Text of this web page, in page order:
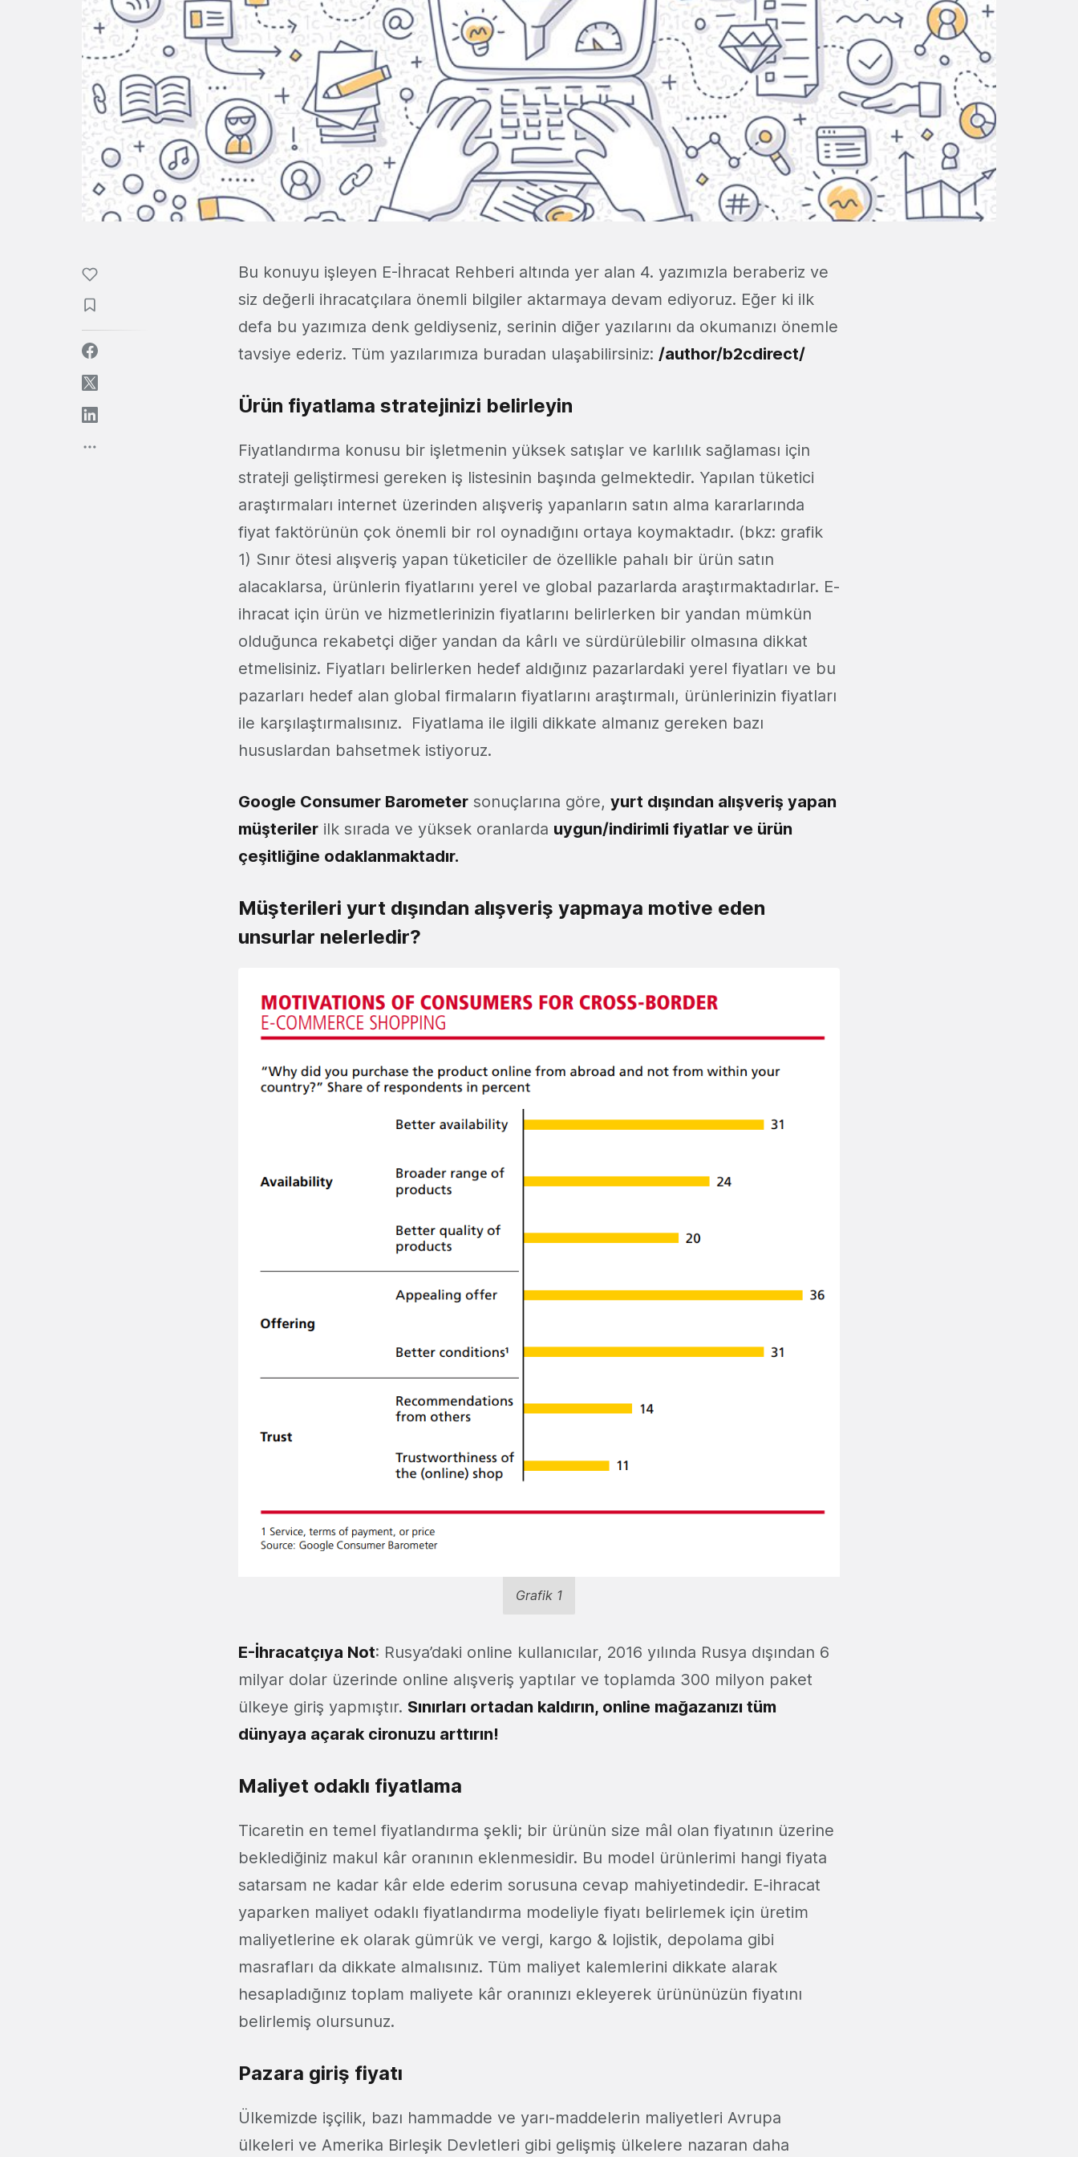
Bu konuyu işleyen E-İhracat Rehberi altında yer alan 4. yazımızla beraberiz ve
siz değerli ihracatçılara önemli bilgiler aktarmaya devam ediyoruz. Eğer ki ilk
defa bu yazımıza denk geldiyseniz, serinin diğer yazılarını da okumanızı önemle
tavsiye ederiz. Tüm yazılarımıza buradan ulaşabilirsiniz: /author/b2cdirect/
Ürün fiyatlama stratejinizi belirleyin
Fiyatlandırma konusu bir işletmenin yüksek satışlar ve karlılık sağlaması için
strateji geliştirmesi gereken iş listesinin başında gelmektedir. Yapılan tüketici
araştırmaları internet üzerinden alışveriş yapanların satın alma kararlarında
fiyat faktörünün çok önemli bir rol oynadığını ortaya koymaktadır. (bkz: grafik
1) Sınır ötesi alışveriş yapan tüketiciler de özellikle pahalı bir ürün satın
alacaklarsa, ürünlerin fiyatlarını yerel ve global pazarlarda araştırmaktadırlar. E-
ihracat için ürün ve hizmetlerinizin fiyatlarını belirlerken bir yandan mümkün
olduğunca rekabetçi diğer yandan da kârlı ve sürdürülebilir olmasına dikkat
etmelisiniz. Fiyatları belirlerken hedef aldığınız pazarlardaki yerel fiyatları ve bu
pazarları hedef alan global firmaların fiyatlarını araştırmalı, ürünlerinizin fiyatları
ile karşılaştırmalısınız. Fiyatlama ile ilgili dikkate almanız gereken bazı
hususlardan bahsetmek istiyoruz.
Google Consumer Barometer sonuçlarına göre, yurt dışından alışveriş yapan
müşteriler ilk sırada ve yüksek oranlarda uygun/indirimli fiyatlar ve ürün
çeşitliğine odaklanmaktadır.
Müşterileri yurt dışından alışveriş yapmaya motive eden
unsurlar nelerledir?
Grafik 1
E-İhracatçıya Not: Rusya’daki online kullanıcılar, 2016 yılında Rusya dışından 6
milyar dolar üzerinde online alışveriş yaptılar ve toplamda 300 milyon paket
ülkeye giriş yapmıştır. Sınırları ortadan kaldırın, online mağazanızı tüm
dünyaya açarak cironuzu arttırın!
Maliyet odaklı fiyatlama
Ticaretin en temel fiyatlandırma şekli; bir ürünün size mâl olan fiyatının üzerine
beklediğiniz makul kâr oranının eklenmesidir. Bu model ürünlerimi hangi fiyata
satarsam ne kadar kâr elde ederim sorusuna cevap mahiyetindedir. E-ihracat
yaparken maliyet odaklı fiyatlandırma modeliyle fiyatı belirlemek için üretim
maliyetlerine ek olarak gümrük ve vergi, kargo & lojistik, depolama gibi
masrafları da dikkate almalısınız. Tüm maliyet kalemlerini dikkate alarak
hesapladığınız toplam maliyete kâr oranınızı ekleyerek ürününüzün fiyatını
belirlemiş olursunuz.
Pazara giriş fiyatı
Ülkemizde işçilik, bazı hammadde ve yarı-maddelerin maliyetleri Avrupa
ülkeleri ve Amerika Birleşik Devletleri gibi gelişmiş ülkelere nazaran daha